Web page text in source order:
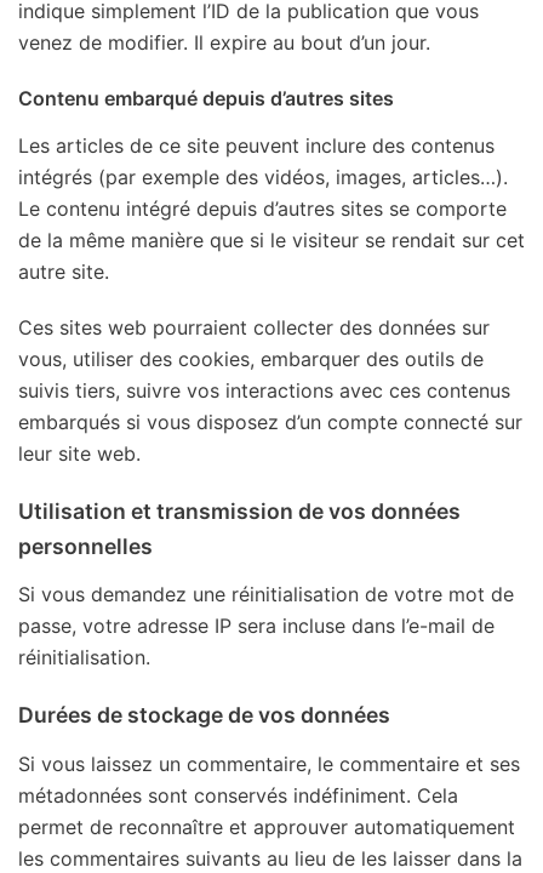
indique simplement l’ID de la publication que vous
venez de modifier. Il expire au bout d’un jour.
Contenu embarqué depuis d’autres sites
Les articles de ce site peuvent inclure des contenus
intégrés (par exemple des vidéos, images, articles…).
Le contenu intégré depuis d’autres sites se comporte
de la même manière que si le visiteur se rendait sur cet
autre site.
Ces sites web pourraient collecter des données sur
vous, utiliser des cookies, embarquer des outils de
suivis tiers, suivre vos interactions avec ces contenus
embarqués si vous disposez d’un compte connecté sur
leur site web.
Utilisation et transmission de vos données
personnelles
Si vous demandez une réinitialisation de votre mot de
passe, votre adresse IP sera incluse dans l’e-mail de
réinitialisation.
Durées de stockage de vos données
Si vous laissez un commentaire, le commentaire et ses
métadonnées sont conservés indéfiniment. Cela
permet de reconnaître et approuver automatiquement
les commentaires suivants au lieu de les laisser dans la